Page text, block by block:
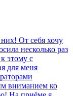
От себя хочу
несколько раз
этому с
для меня
вниманием ко